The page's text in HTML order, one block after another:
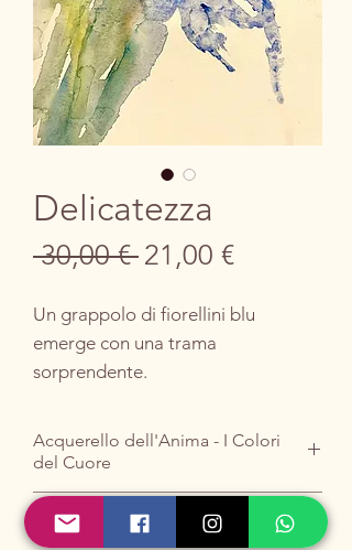
Delicatezza
30,00 € Prezzo
21,00 €Prezzo
Un grappolo di fiorellini blu
emerge con una trama
sorprendente.
blu oltremare e viola, mentre il
gambo si dissolve in freschi toni di
verde lime e giallo pallido.
L'accento centrale è dato dalla
magica texture cristallizzata che
Acquerello dell'Anima - I Colori
del Cuore
TI piace ?